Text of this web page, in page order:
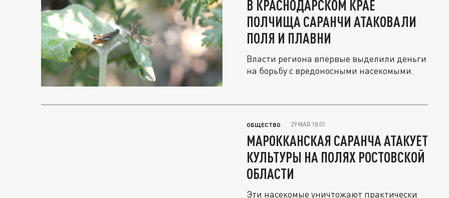
В КРАСНОДАРСКОМ КРАЕ
ПОЛЧИЩА САРАНЧИ АТАКОВАЛИ
ПОЛЯ И ПЛАВНИ
Власти региона впервые выделили деньги
на борьбу с вредоносными насекомыми.
ОБЩЕСТВО 29 МАЯ 18:01
МАРОККАНСКАЯ САРАНЧА АТАКУЕТ
КУЛЬТУРЫ НА ПОЛЯХ РОСТОВСКОЙ
ОБЛАСТИ
Эти насекомые уничтожают практически